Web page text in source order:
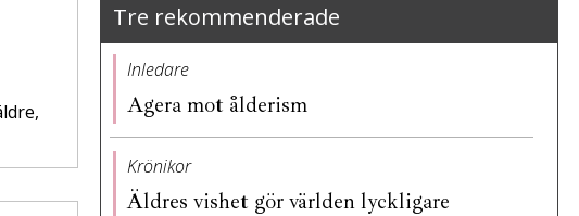
Tre rekommenderade
Inledare
Agera mot ålderism
Krönikor
Äldres vishet gör världen lyckligare